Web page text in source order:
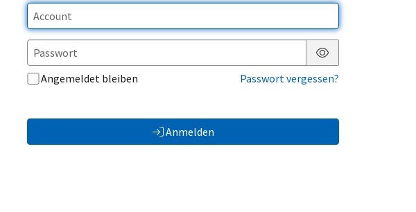
Passwort anzeigen
Angemeldet bleiben
Passwort vergessen?
Anmelden